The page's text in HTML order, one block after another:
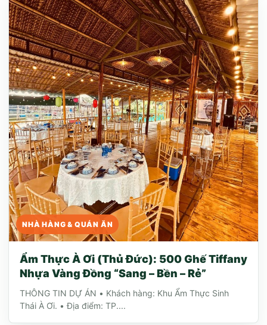
NHÀ HÀNG & QUÁN ĂN
Ẩm Thực À Ơi (Thủ Đức): 500 Ghế Tiffany
Nhựa Vàng Đồng “Sang – Bền – Rẻ”
THÔNG TIN DỰ ÁN • Khách hàng: Khu Ẩm Thực Sinh
Thái À Ơi. • Địa điểm: TP....